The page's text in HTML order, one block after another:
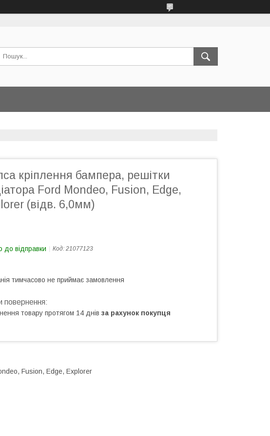
кріплення бампера, решітки
Ford Mondeo, Fusion, Edge,
(відв. 6,0мм)
до відправки Код: 21077123
тимчасово не приймає замовлення
товару протягом 14 днів за рахунок покупця
Fusion, Edge, Explorer